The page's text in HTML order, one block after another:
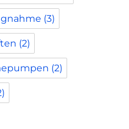
(3)
(2)
(2)